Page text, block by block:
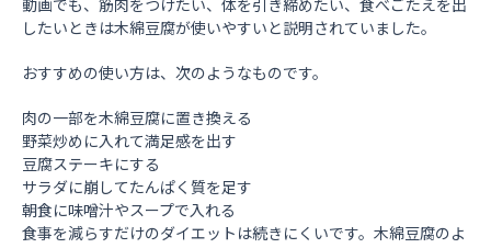
したいときは木綿豆腐が使いやすいと説明されていました。
おすすめの使い方は、次のようなものです。
肉の一部を木綿豆腐に置き換える
野菜炒めに入れて満足感を出す
豆腐ステーキにする
サラダに崩してたんぱく質を足す
朝食に味噌汁やスープで入れる
食事を減らすだけのダイエットは続きにくいです。木綿豆腐のよ